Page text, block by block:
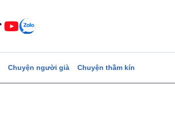
Chuyện người già Chuyện thầm kín